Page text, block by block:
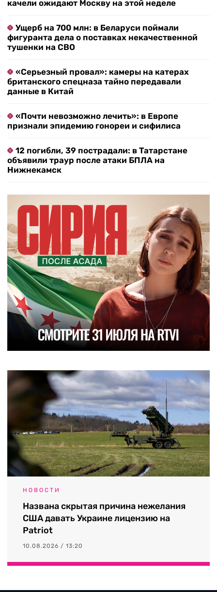
качели ожидают Москву на этой неделе
Ущерб на 700 млн: в Беларуси поймали
фигуранта дела о поставках некачественной
тушенки на СВО
«Серьезный провал»: камеры на катерах
британского спецназа тайно передавали
данные в Китай
«Почти невозможно лечить»: в Европе
признали эпидемию гонореи и сифилиса
12 погибли, 39 пострадали: в Татарстане
объявили траур после атаки БПЛА на
Нижнекамск
НОВОСТИ
Названа скрытая причина нежелания
США давать Украине лицензию на
Patriot
10.08.2026 / 13:20